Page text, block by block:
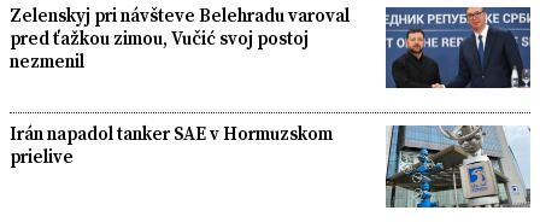
Zelenskyj pri návšteve Belehradu varoval
pred ťažkou zimou, Vučić svoj postoj
nezmenil
Irán napadol tanker SAE v Hormuzskom
prielive